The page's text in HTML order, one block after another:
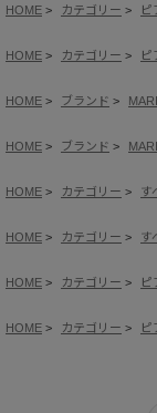
HOME カテゴリー ピ
HOME カテゴリー ピ
HOME ブランド
HOME ブランド
HOME カテゴリー す
HOME カテゴリー す
HOME カテゴリー ピ
HOME カテゴリー ピ